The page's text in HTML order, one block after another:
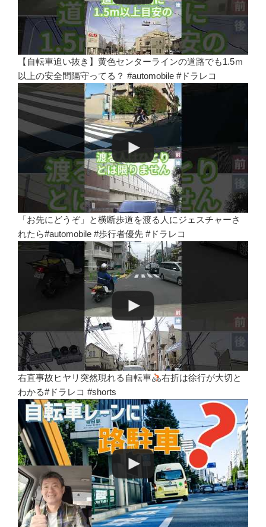
【自転車追い抜き】黄色センターラインの道路でも1.5ｍ
以上の安全間隔守ってる？ #automobile #ドラレコ
「お先にどうぞ」と横断歩道を渡る人にジェスチャーさ
れたら#automobile #歩行者優先 #ドラレコ
右直事故ヒヤリ突然現れる自転車
右折は徐行が大切と
わかる#ドラレコ #shorts